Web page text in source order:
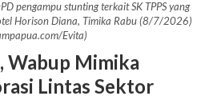
pengampu stunting terkait SK TPPS yang
Horison Diana, Timika Rabu (8/7/2026)
Evita)
Wabup Mimika
Lintas Sektor